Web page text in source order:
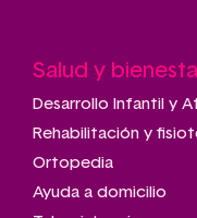
Salud y
Desarrollo Infantil y
Rehabilitación y
Ortopedia
Ayuda a domicilio